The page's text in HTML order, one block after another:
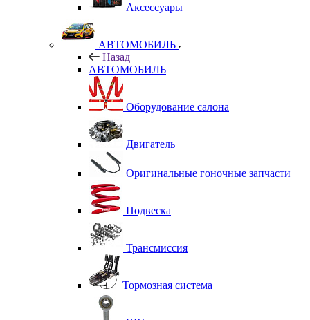
Аксессуары
АВТОМОБИЛЬ
Назад
АВТОМОБИЛЬ
Оборудование салона
Двигатель
Оригинальные гоночные запчасти
Подвеска
Трансмиссия
Тормозная система